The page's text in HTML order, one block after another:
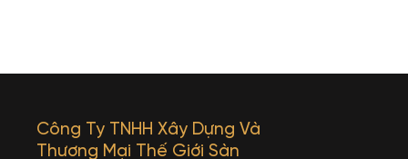
Công Ty TNHH Xây Dựng Và
Thương Mại Thế Giới Sàn